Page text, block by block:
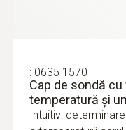
: 0635 1570
Cap de sondă
temperatură și
Intuitiv: